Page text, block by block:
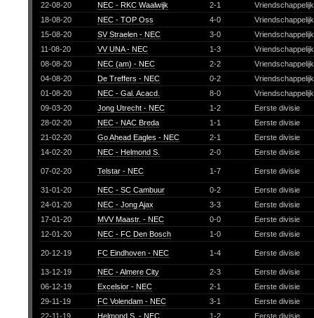
22-08-20
NEC - RKC Waalwijk 2-1
18-08-20
NEC - TOP Oss 4-0
15-08-20
SV Straelen - NEC 3-0
11-08-20
VV UNA - NEC 1-3
08-08-20
NEC (am) - NEC 2-2
04-08-20
De Treffers - NEC 0-2
01-08-20
NEC - Gal. Acacd. 8-0
09-03-20
Jong Utrecht - NEC 1-2
Eerste divisie
28-02-20
NEC - NAC Breda 1-1
Eerste divisie
21-02-20
Go Ahead Eagles - NEC 2-1
Eerste divisie
14-02-20
NEC - Helmond S. 2-0 Eerste divisie
07-02-20 Telstar - NEC 1-7 Eerste divisie
31-01-20 NEC - SC Cambuur 0-2
Eerste divisie
24-01-20
NEC - Jong Ajax 3-3
Eerste divisie
17-01-20
MVV Maastr. - NEC 0-0
Eerste divisie
12-01-20
NEC - FC Den Bosch 1-0 Eerste divisie
20-12-19 FC Eindhoven - NEC 1-4 Eerste divisie
13-12-19 NEC - Almere City 2-3
Eerste divisie
06-12-19
Excelsior - NEC 2-1
Eerste divisie
29-11-19
FC Volendam - NEC 3-1
Eerste divisie
22-11-19
Helmond S. - NEC 1-2
Eerste divisie